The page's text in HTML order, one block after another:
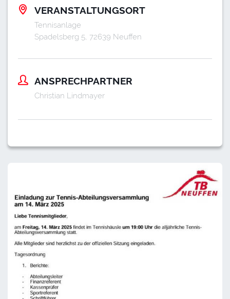
VERANSTALTUNGSORT
Tennisanlage
Spadelsberg 5, 72639 Neuffen
ANSPRECHPARTNER
Christian Lindmayer